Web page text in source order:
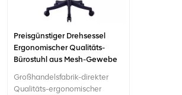
Preisgünstiger Drehsessel
Ergonomischer Qualitäts-
Bürostuhl aus Mesh-Gewebe
Großhandelsfabrik-direkter
Qualitäts-ergonomischer